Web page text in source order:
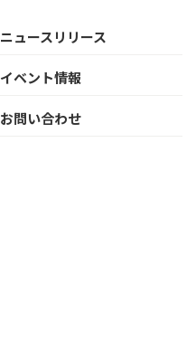
ニュースリリース
イベント情報
お問い合わせ